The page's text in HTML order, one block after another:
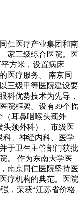
仁医疗产业集团和南
家三级综合医院。医
方米，设置病床
医疗服务。 南京同
三级甲等医院建设要
科优势技术为先导，
院框架。设有39个临
（耳鼻咽喉头颈外
头颈外科）、市级医
科、神经内科、医学
于卫生主管部门获批
。 作为东南大学医
南京同仁医院坚持医
疗机构的典范。医院
，荣获“江苏省价格